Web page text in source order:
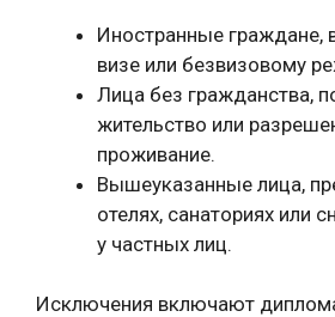
Иностранные граждане,
визе или безвизовому
Лица без гражданства,
жительство или
проживание.
Вышеуказанные лица,
отелях, санаториях или
у частных лиц.
Исключения включают